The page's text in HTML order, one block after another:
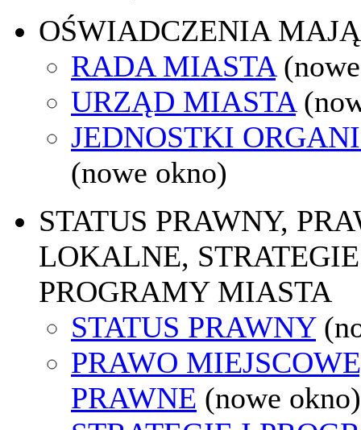
OŚWIADCZENIA
RADA MIASTA
URZĄD MIASTA
JEDNOSTKI
(nowe okno)
STATUS PRAWNY,
LOKALNE,
PROGRAMY MIASTA
STATUS PRAWNY
PRAWO
PRAWNE (nowe okno)